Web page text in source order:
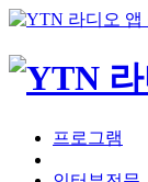
프로그램